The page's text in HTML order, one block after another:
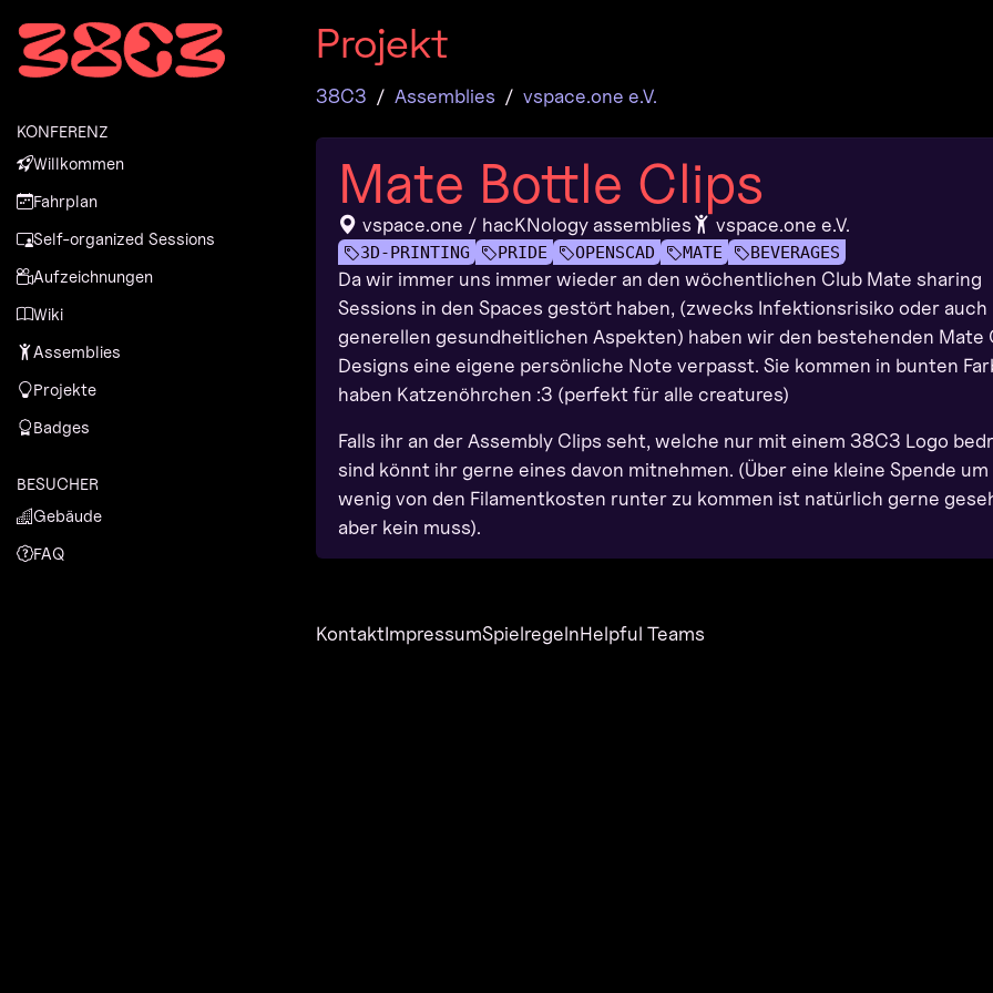
Zum Inhalt
Zum Footer
KONFERENZ
Willkommen
Fahrplan
Self-organized Sessions
Aufzeichnungen
Wiki
Assemblies
Projekte
Badges
BESUCHER
Gebäude
FAQ
Projekt
38C3 Assemblies vspace.one e.V.
Mate Bottle Clips
vspace.one / hacKNology assemblies vspace.one e.V.
3D-PRINTING PRIDE OPENSCAD MATE BEVERAGES
Da wir immer uns immer wieder an den wöchentlichen Club Mate sharing
Sessions in den Spaces gestört haben, (zwecks Infektionsrisiko oder auch
generellen gesundheitlichen Aspekten) haben wir den bestehenden Mate
Designs eine eigene persönliche Note verpasst. Sie kommen in bunten
haben Katzenöhrchen :3 (perfekt für alle creatures)
Falls ihr an der Assembly Clips seht, welche nur mit einem 38C3 Logo
sind könnt ihr gerne eines davon mitnehmen. (Über eine kleine Spende um
wenig von den Filamentkosten runter zu kommen ist natürlich gerne
aber kein muss).
KontaktImpressumSpielregelnHelpful Teams